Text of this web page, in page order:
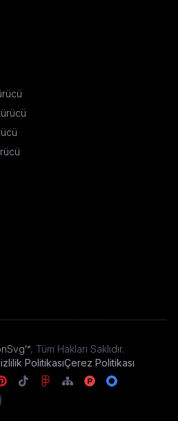
, Tüm Hakları Saklıdır.
PolitikasıÇerez Politikası